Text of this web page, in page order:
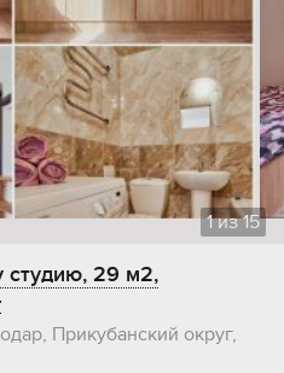
1из15
студию, 29 м2,
Прикубанский округ,